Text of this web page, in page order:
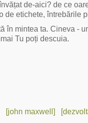
de-aici? de ce
de etichete, întrebările
în mintea ta. Cineva -
Tu poți descuia.
[john maxwell]